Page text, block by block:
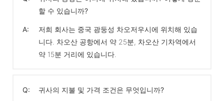
할 수 있습니까?
A:
저희 회사는 중국 광둥성 차오저우시에 위치해 있습
니다. 차오산 공항에서 약 25분, 차오산 기차역에서
약 15분 거리에 있습니다.
Q: 귀사의 지불 및 가격 조건은 무엇입니까?